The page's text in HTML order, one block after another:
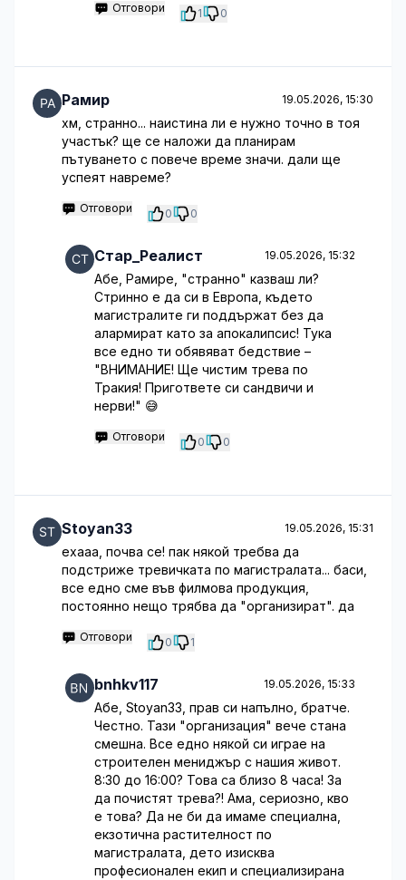
Отговори 1 0
Рамир 19.05.2026, 15:30
хм, странно... наистина ли е нужно точно в тоя
участък? ще се наложи да планирам
пътуването с повече време значи. дали ще
успеят навреме?
Отговори 0 0
Стар_Реалист 19.05.2026, 15:32
Абе, Рамире, "странно" казваш ли?
Стринно е да си в Европа, където
магистралите ги поддържат без да
алармират като за апокалипсис! Тука
все едно ти обявяват бедствие –
"ВНИМАНИЕ! Ще чистим трева по
Тракия! Пригответе си сандвичи и
нерви!" 😅
Отговори 0 0
Stoyan33 19.05.2026, 15:31
ехааа, почва се! пак някой требва да
подстриже тревичката по магистралата... баси,
все едно сме във филмова продукция,
постоянно нещо трябва да "организират". да
Отговори 0 1
bnhkv117 19.05.2026, 15:33
Абе, Stoyan33, прав си напълно, братче.
Честно. Тази "организация" вече стана
смешна. Все едно някой си играе на
строителен мениджър с нашия живот.
8:30 до 16:00? Това са близо 8 часа! За
да почистят трева?! Ама, сериозно, кво
е това? Да не би да имаме специална,
екзотична растителност по
магистралата, дето изисква
професионален екип и специализирана